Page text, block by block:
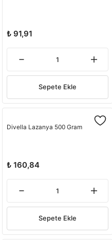
₺ 91,91
Sepete Ekle
Divella Lazanya 500 Gram
₺ 160,84
Sepete Ekle